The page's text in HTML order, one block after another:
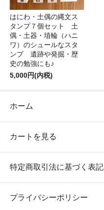
はにわ・土偶の縄文ス
タンプ７個セット 土
偶・土器・埴輪（ハニ
ワ）のシュールなスタ
ンプ 遺跡や発掘・歴
史の勉強にも♪
5,000円(内税)
ホーム
カートを見る
特定商取引法に基づく表記
プライバシーポリシー